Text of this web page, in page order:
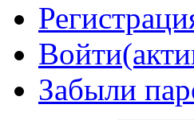
Войти
Забыли